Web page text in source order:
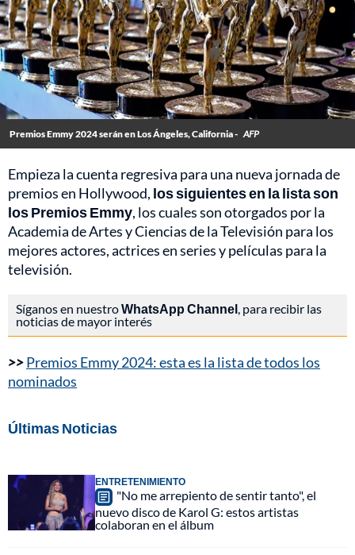
Premios Emmy 2024 serán en Los Ángeles, California - AFP
Empieza la cuenta regresiva para una nueva jornada de
premios en Hollywood, los siguientes en la lista son
los Premios Emmy, los cuales son otorgados por la
Academia de Artes y Ciencias de la Televisión para los
mejores actores, actrices en series y películas para la
televisión.
Síganos en nuestroWhatsApp Channel, para recibir las
noticias de mayor interés
>>Premios Emmy 2024: esta es la lista de todos los
nominados
Últimas Noticias
ENTRETENIMIENTO
"No me arrepiento de sentir tanto", el
nuevo disco de Karol G: estos artistas
colaboran en el álbum